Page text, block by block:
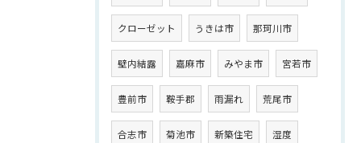
クローゼット うきは市 那珂川市
壁内結露 嘉麻市 みやま市 宮若市
豊前市 鞍手郡 雨漏れ 荒尾市
合志市 菊池市 新築住宅 湿度